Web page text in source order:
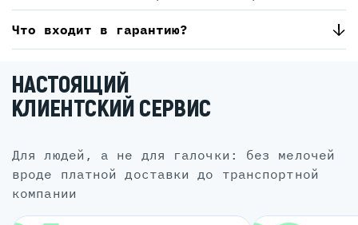
Что входит в гарантию?
НАСТОЯЩИЙ
КЛИЕНТСКИЙ СЕРВИС
для людей, а не для галочки: без мелочей
вроде платной доставки до транспортной
компании